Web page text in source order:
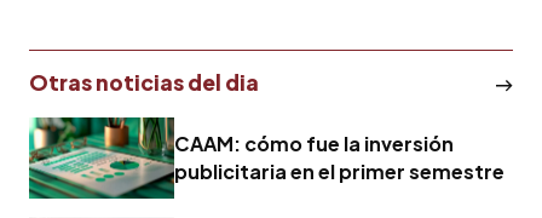
Otras noticias del dia
CAAM: cómo fue la inversión
publicitaria en el primer semestre